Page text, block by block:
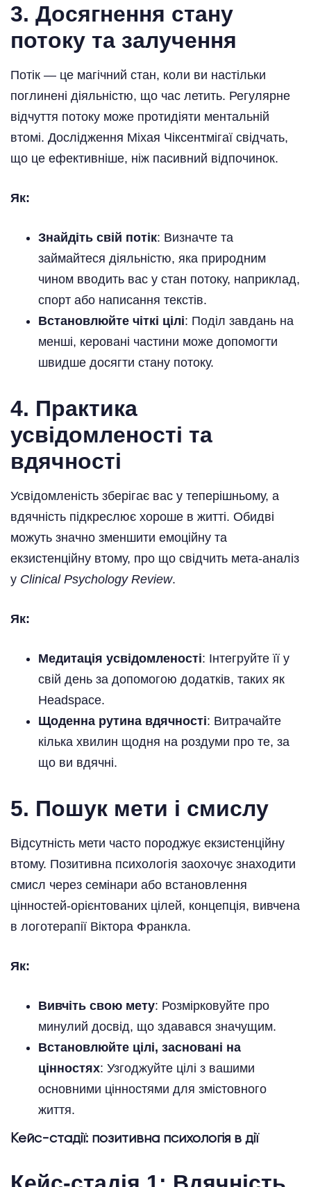
3. Досягнення стану
потоку та залучення
Потік — це магічний стан, коли ви настільки
поглинені діяльністю, що час летить. Регулярне
відчуття потоку може протидіяти ментальній
втомі. Дослідження Міхая Чіксентмігаї свідчать,
що це ефективніше, ніж пасивний відпочинок.
Як:
Знайдіть свій потік: Визначте та
займайтеся діяльністю, яка природним
чином вводить вас у стан потоку, наприклад,
спорт або написання текстів.
Встановлюйте чіткі цілі: Поділ завдань на
менші, керовані частини може допомогти
швидше досягти стану потоку.
4. Практика
усвідомленості та
вдячності
Усвідомленість зберігає вас у теперішньому, а
вдячність підкреслює хороше в житті. Обидві
можуть значно зменшити емоційну та
екзистенційну втому, про що свідчить мета-аналіз
у Clinical Psychology Review.
Як:
Медитація усвідомленості: Інтегруйте її у
свій день за допомогою додатків, таких як
Headspace.
Щоденна рутина вдячності: Витрачайте
кілька хвилин щодня на роздуми про те, за
що ви вдячні.
5. Пошук мети і смислу
Відсутність мети часто породжує екзистенційну
втому. Позитивна психологія заохочує знаходити
смисл через семінари або встановлення
цінностей-орієнтованих цілей, концепція, вивчена
в логотерапії Віктора Франкла.
Як:
Вивчіть свою мету: Розмірковуйте про
минулий досвід, що здавався значущим.
Встановлюйте цілі, засновані на
цінностях: Узгоджуйте цілі з вашими
основними цінностями для змістовного
життя.
Кейс-стадії: позитивна психологія в дії